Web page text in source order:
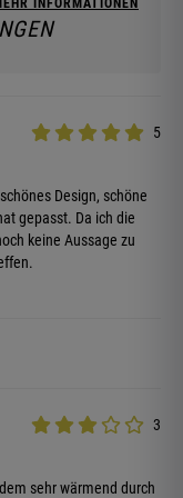
INFORMATIONEN
5
Design, schöne
gepasst. Da ich die
keine Aussage zu
3
sehr wärmend durch